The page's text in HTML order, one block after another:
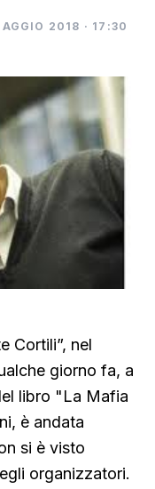
2018 · 17:30
Cortili”, nel
giorno fa, a
libro "La Mafia
è andata
si è visto
organizzatori.